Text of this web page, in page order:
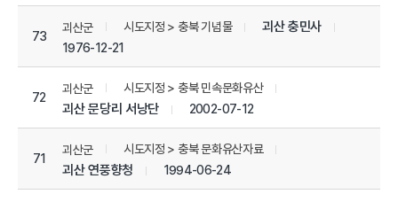
73
괴산군 시도지정 > 충북 기념물 괴산 충민사
1976-12-21
72
괴산군 시도지정 > 충북 민속문화유산
괴산 문당리 서낭단 2002-07-12
71
괴산군 시도지정 > 충북 문화유산자료
괴산 연풍향청 1994-06-24